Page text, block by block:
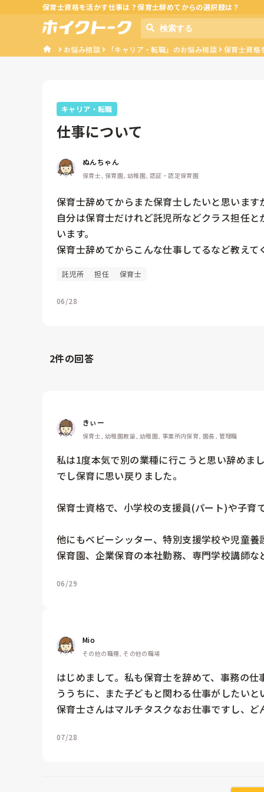
保育士資格を活かす仕事は？保育士辞めてからの選択肢は？
お悩み相談 「キャリア・転職」のお悩み相談 保育士資格
キャリア・転職
仕事について
ぬんちゃん
保育士, 保育園, 幼稚園, 認証・認定保育園
保育士辞めてからまた保育士したいと思います
自分は保育士だけれど託児所などクラス担任
います。
保育士辞めてからこんな仕事してるなど教えて
託児所 担任 保育士
06/28
2件の回答
きぃー
保育士, 幼稚園教諭, 幼稚園, 事業所内保育, 園長, 管理職
私は1度本気で別の業種に行こうと思い辞めま
でし保育に思い戻りました。
保育士資格で、小学校の支援員(パート)や子育
他にもベビーシッター、特別支援学校や児童
保育園、企業保育の本社勤務、専門学校講師な
06/29
Mio
その他の職種, その他の職場
はじめまして。私も保育士を辞めて、事務の
ううちに、また子どもと関わる仕事がしたい
保育士さんはマルチタスクなお仕事ですし、
07/28